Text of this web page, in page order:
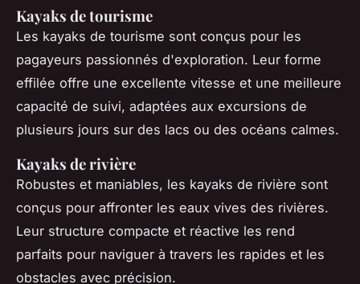
Kayaks de tourisme
Les kayaks de tourisme sont conçus pour les
pagayeurs passionnés d'exploration. Leur forme
effilée offre une excellente vitesse et une meilleure
capacité de suivi, adaptées aux excursions de
plusieurs jours sur des lacs ou des océans calmes.
Kayaks de rivière
Robustes et maniables, les kayaks de rivière sont
conçus pour affronter les eaux vives des rivières.
Leur structure compacte et réactive les rend
parfaits pour naviguer à travers les rapides et les
obstacles avec précision.